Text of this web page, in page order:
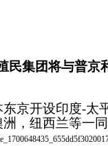
民集团将与普京
京开设印度-太
，纽西兰等一